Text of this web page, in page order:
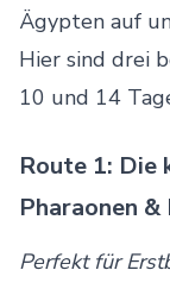
Ägypten auf
Hier sind drei
10 und 14
Route 1: Die
Pharaonen &
Perfekt für